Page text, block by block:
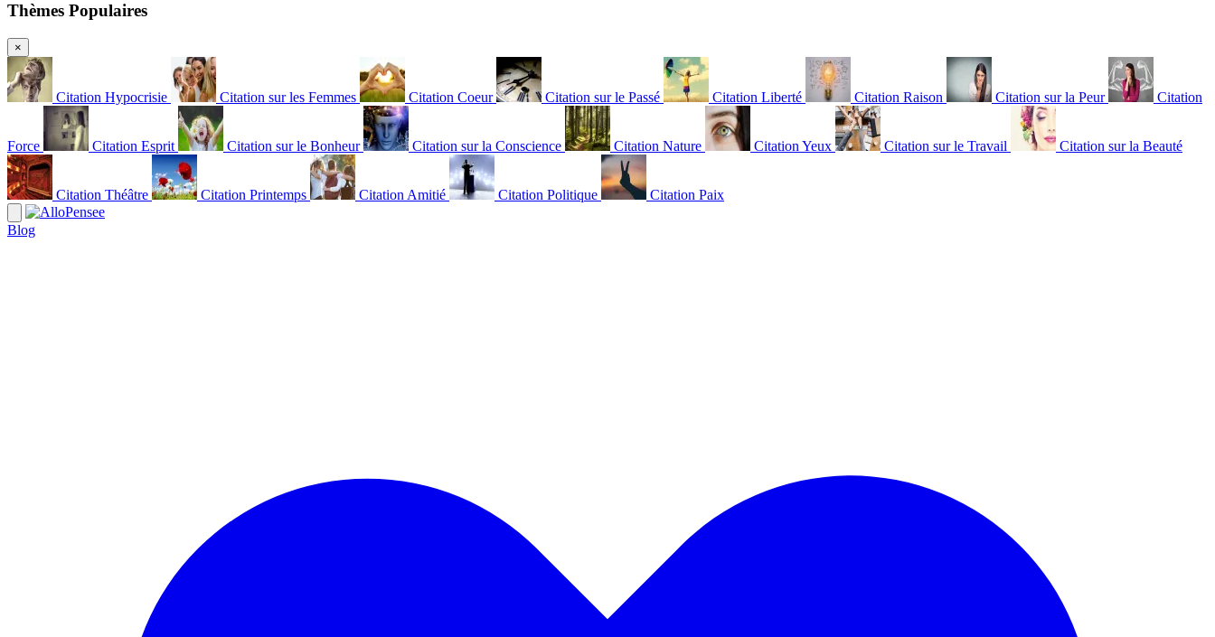
Thèmes Populaires
×
Citation Hypocrisie Citation sur les Femmes Citation Coeur Citation sur le Passé Citation Liberté Citation Raison Citation sur la Peur Citation
Force Citation Esprit Citation sur le Bonheur Citation sur la Conscience Citation Nature Citation Yeux Citation sur le Travail Citation sur la Beauté
Citation Théâtre Citation Printemps Citation Amitié Citation Politique Citation Paix
Blog